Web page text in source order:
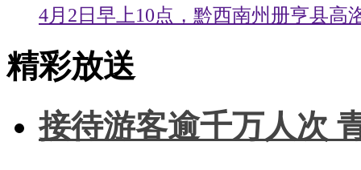
4月2日早上10点，黔西南州册亨县高
精彩放送
接待游客逾千万人次